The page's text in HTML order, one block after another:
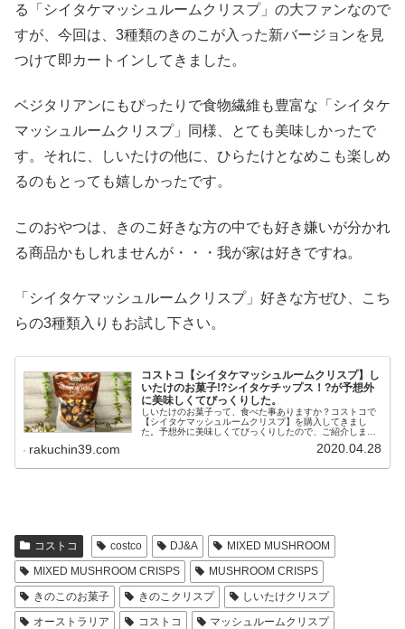
る「シイタケマッシュルームクリスプ」の大ファンなので
すが、今回は、3種類のきのこが入った新バージョンを見
つけて即カートインしてきました。
ベジタリアンにもぴったりで食物繊維も豊富な「シイタケ
マッシュルームクリスプ」同様、とても美味しかったで
す。それに、しいたけの他に、ひらたけとなめこも楽しめ
るのもとっても嬉しかったです。
このおやつは、きのこ好きな方の中でも好き嫌いが分かれ
る商品かもしれませんが・・・我が家は好きですね。
「シイタケマッシュルームクリスプ」好きな方ぜひ、こち
らの3種類入りもお試し下さい。
コストコ【シイタケマッシュルームクリスプ】し
いたけのお菓子!?シイタケチップス！?が予想外
に美味しくてびっくりした。
しいたけのお菓子って、食べた事ありますか？コストコで
【シイタケマッシュルームクリスプ】を購入してきまし
た。予想外に美味しくてびっくりしたので、ご紹介しま
rakuchin39.com 2020.04.28
コストコ costco DJ&A
MIXED MUSHROOM
MIXED MUSHROOM CRISPS
MUSHROOM CRISPS
きのこのお菓子
きのこクリスプ
しいたけクリスプ
オーストラリア
コストコ
マッシュルームクリスプ